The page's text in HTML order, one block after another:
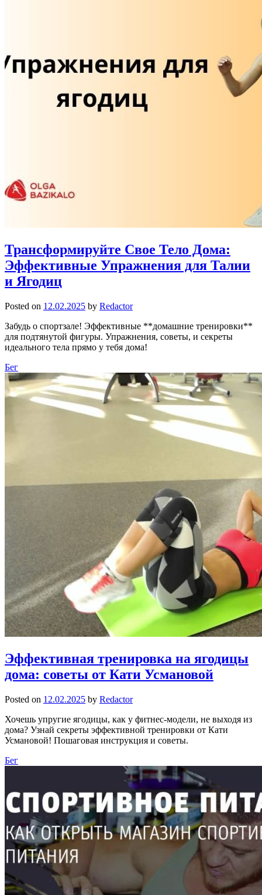
Трансформируйте Свое Тело Дома:
Эффективные Упражнения для Талии
и Ягодиц
Posted on 12.02.2025 by Redactor
Забудь о спортзале! Эффективные **домашние тренировки**
для подтянутой фигуры. Упражнения, советы, и секреты
идеального тела прямо у тебя дома!
Бег
Эффективная тренировка на ягодицы
дома: советы от Кати Усмановой
Posted on 12.02.2025 by Redactor
Хочешь упругие ягодицы, как у фитнес-модели, не выходя из
дома? Узнай секреты эффективной тренировки от Кати
Усмановой! Пошаговая инструкция и советы.
Бег